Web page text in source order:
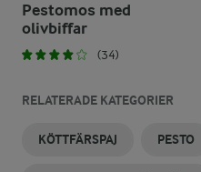
Pestomos med
olivbiffar
(34)
RELATERADE KATEGORIER
KÖTTFÄRSPAJ PESTO